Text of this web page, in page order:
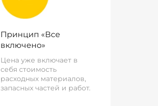
Принцип «Все
включено»
Цена уже включает в
себя стоимость
расходных материалов,
запасных частей и работ.